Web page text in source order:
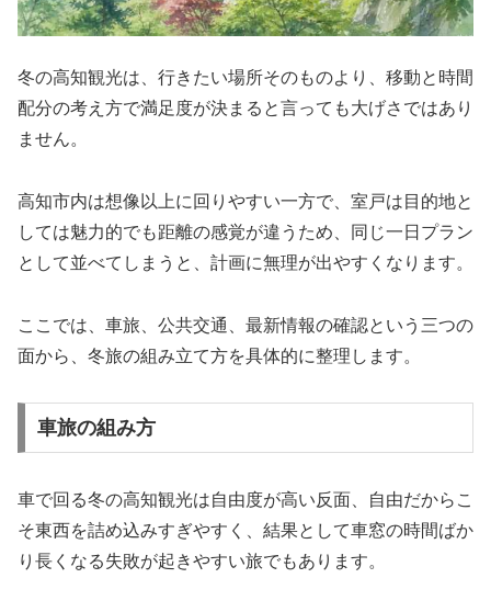
冬の高知観光は、行きたい場所そのものより、移動と時間
配分の考え方で満足度が決まると言っても大げさではあり
ません。
高知市内は想像以上に回りやすい一方で、室戸は目的地と
しては魅力的でも距離の感覚が違うため、同じ一日プラン
として並べてしまうと、計画に無理が出やすくなります。
ここでは、車旅、公共交通、最新情報の確認という三つの
面から、冬旅の組み立て方を具体的に整理します。
車旅の組み方
車で回る冬の高知観光は自由度が高い反面、自由だからこ
そ東西を詰め込みすぎやすく、結果として車窓の時間ばか
り長くなる失敗が起きやすい旅でもあります。